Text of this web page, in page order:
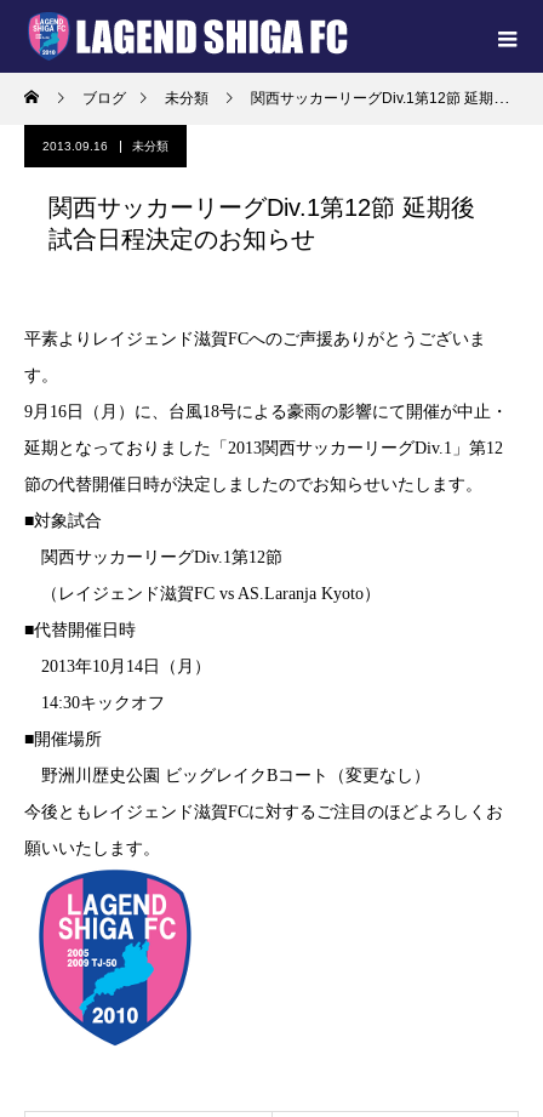
ブログ 未分類 関西サッカーリーグDiv.1第12節 延期後試合日程決定のお知らせ
2013.09.16 未分類
関西サッカーリーグDiv.1第12節 延期後
試合日程決定のお知らせ
平素よりレイジェンド滋賀FCへのご声援ありがとうございま
す。
9月16日（月）に、台風18号による豪雨の影響にて開催が中止・
延期となっておりました「2013関西サッカーリーグDiv.1」第12
節の代替開催日時が決定しましたのでお知らせいたします。
■対象試合
関西サッカーリーグDiv.1第12節
（レイジェンド滋賀FC vs AS.Laranja Kyoto）
■代替開催日時
2013年10月14日（月）
14:30キックオフ
■開催場所
野洲川歴史公園 ビッグレイクBコート（変更なし）
今後ともレイジェンド滋賀FCに対するご注目のほどよろしくお
願いいたします。